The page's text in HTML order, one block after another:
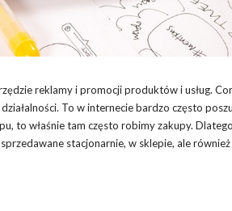
reklamy i promocji produktów i usług.
To w internecie bardzo często
to właśnie tam często robimy zakupy.
stacjonarnie, w sklepie, ale